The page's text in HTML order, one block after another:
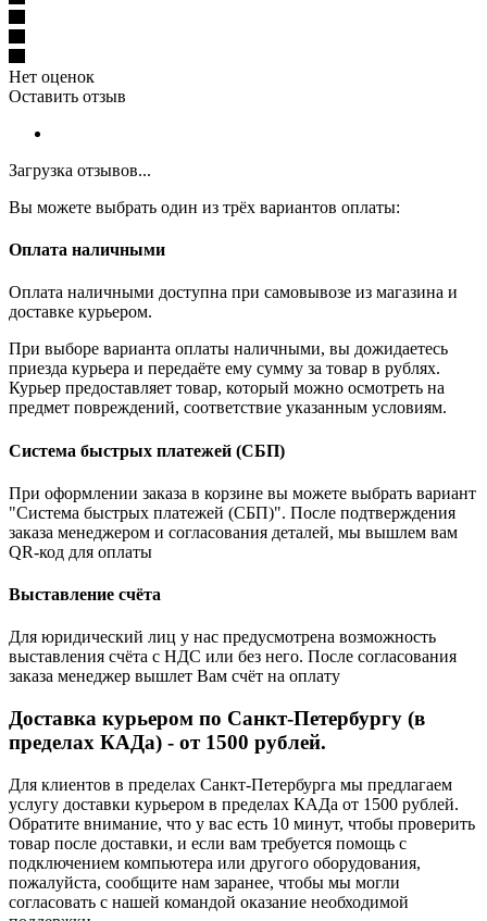
Нет оценок
Оставить отзыв
Загрузка отзывов...
Вы можете выбрать один из трёх вариантов оплаты:
Оплата наличными
Оплата наличными доступна при самовывозе из магазина и
доставке курьером.
При выборе варианта оплаты наличными, вы дожидаетесь
приезда курьера и передаёте ему сумму за товар в рублях.
Курьер предоставляет товар, который можно осмотреть на
предмет повреждений, соответствие указанным условиям.
Система быстрых платежей (СБП)
При оформлении заказа в корзине вы можете выбрать вариант
"Система быстрых платежей (СБП)". После подтверждения
заказа менеджером и согласования деталей, мы вышлем вам
QR-код для оплаты
Выставление счёта
Для юридический лиц у нас предусмотрена возможность
выставления счёта с НДС или без него. После согласования
заказа менеджер вышлет Вам счёт на оплату
Доставка курьером по Санкт-Петербургу (в
пределах КАДа) - от 1500 рублей.
Для клиентов в пределах Санкт-Петербурга мы предлагаем
услугу доставки курьером в пределах КАДа от 1500 рублей.
Обратите внимание, что у вас есть 10 минут, чтобы проверить
товар после доставки, и если вам требуется помощь с
подключением компьютера или другого оборудования,
пожалуйста, сообщите нам заранее, чтобы мы могли
согласовать с нашей командой оказание необходимой